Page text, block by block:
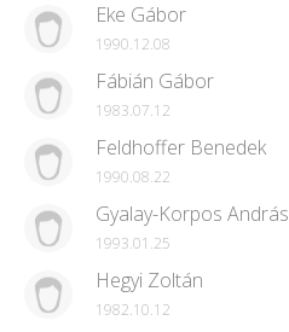
Eke Gábor
1990.12.08
Fábián Gábor
1983.07.12
Feldhoffer Benedek
1990.08.22
Gyalay-Korpos András
1993.01.25
Hegyi Zoltán
1982.10.12